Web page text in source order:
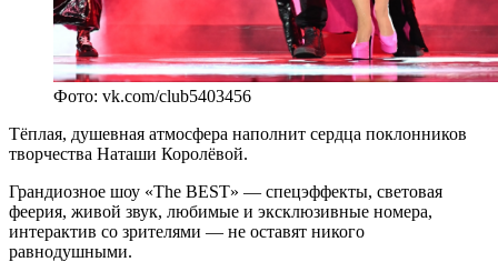
Фото: vk.com/club5403456
Тёплая, душевная атмосфера наполнит сердца поклонников
творчества Наташи Королёвой.
Грандиозное шоу «The BEST» — спецэффекты, световая
феерия, живой звук, любимые и эксклюзивные номера,
интерактив со зрителями — не оставят никого
равнодушными.